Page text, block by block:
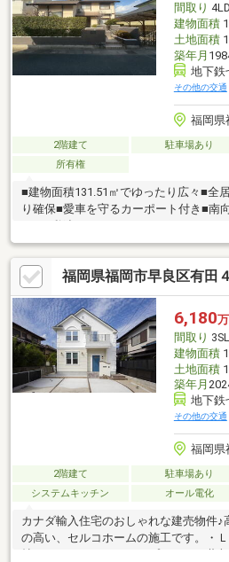
間取り
建物面積
土地面積
築年月
地下鉄
その他の交通
福岡県
2階建て 駐車場あり
所有権
■建物面積131.51㎡でゆったり広々■全
り確保■愛車を守るカーポート付き■南
です●私達いくらのローンが組めるの？
買い時なの？●そもそも賃貸と購入の
いて、知っておいた方が良い情報はた
ネットで検索しても分かりにくいこと
いていいのかなという疑問、不安すべ
福岡県福岡市早良区有田
6,180
間取り
建物面積
土地面積
築年月
地下鉄
その他の交通
福岡県
2階建て 駐車場あり
システムキッチン
オール電化
カナダ輸入住宅のおしゃれな建売物件
の高い、セルコホームの施工です。・